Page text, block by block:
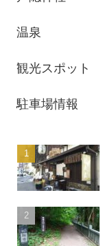
温泉
観光スポット
駐車場情報